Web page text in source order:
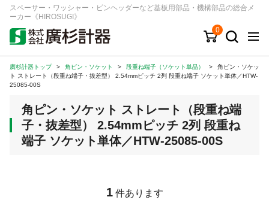
スペーサー・ワッシャー・ピンヘッダーなど基板用部品・機構部品の総合メ
ーカー《HIROSUGI》
0
キーワード 品番/シリーズ
商品カテゴリから探す
ジャンルから探す
シリーズから探す
廣杉計器トップ > 角ピン・ソケット > 段重ね端子（ソケット単品） >
角ピン・ソケッ
ト ストレート（段重ね端子・抜差型） 2.54mmピッチ 2列 段重ね端子 ソケット単体／HTW-
25085-00S
角ピン・ソケット ストレート（段重ね端
子・抜差型） 2.54mmピッチ 2列 段重ね
端子 ソケット単体／HTW-25085-00S
1 件あります